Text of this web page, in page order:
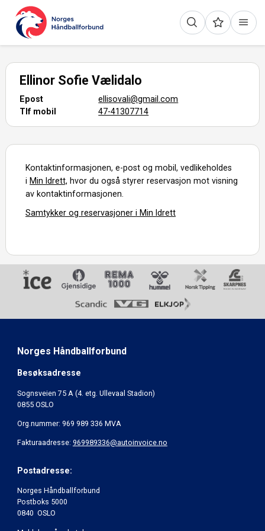
Ellinor Sofie Vælidalo
Epost
ellisovali@gmail.com
Tlf mobil
47-41307714
Kontaktinformasjonen, e-post og mobil, vedlikeholdes
i Min Idrett, hvor du også styrer reservasjon mot visning
av kontaktinformasjonen.
Samtykker og reservasjoner i Min Idrett
Norges Håndballforbund
Besøksadresse
Sognsveien 75 A (4. etg. Ullevaal Stadion)
0855 OSLO
Org.nummer: 969 989 336 MVA
Fakturaadresse: 969989336@autoinvoice.no
Postadresse:
Norges Håndballforbund
Postboks 5000
0840 OSLO